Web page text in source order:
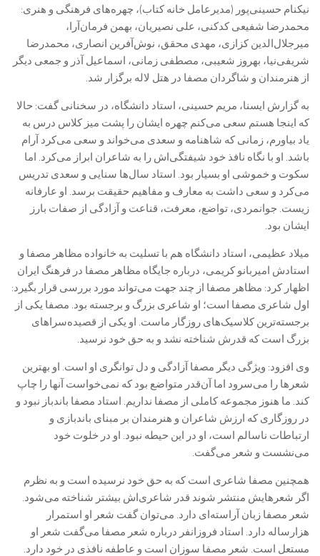
نیکنام حسینی‌پور (مدیرعامل خانه کتاب)، چهره‌های فرهنگی و هنری:
محمدرضا شفیعی کدکنی، علی نصیریان، بهمن فرمان‌آرا،
میرجلال‌الدین کزازی، مهدی محقق، نوش‌آفرین انصاری، محمدرضا
شریفی‌نیا، بهروز شعیبی، مصطفی زمانی، اسماعیل آذر و جمعی دیگر
از هنرمندان و شاگردان مصفا در هتل لاله برگزار شد.
به گزارش ایسنا، مریم حسینی، استاد دانشگاه، در سخنانی گفت: حالا
که اینجا هستم سعی می‌کنم چهره ایشان را پشت میز کلاس درس به
یاد بیاورم، زمانی که شاهنامه و سعدی می‌خواند و سعی می‌کرد آرام
باشد. او با نگاه نافذ خود شیفتگی‌اش را به شاعران ابراز می‌کرد. اما
سکوت و خموشی او بسیار بود. استاد سال‌ها سنایی و سعدی تدریس
می‌کرد و سعی داشت به معارف و مفاهیم حقیقت برسد. او عارفانه
زیست. جوانمردی، تواضع، معرفت، قناعت و آزادگی از صفات بارز
ایشان بود.
میلاد عظیمی، استاد دانشگاه هم با تسلیت به خانواده مظاهر مصفا و
استادش امیربانو کریمی، درباره جایگاه مظاهر مصفا در فرهنگ ایران
اظهار کرد: مظاهر مصفا از چند جهت می‌تواند مورد بررسی قرار بگیرد:
اول شاعری مصفا است؛ او شاعری بزرگ و برجسته بود. مصفا یکی از
برجسته‌ترین کلاسیک‌های روزگار ماست. او یکی از قصیده‌سراهای
بزرگ است که قدرش شناخته نشد و به حق خود نرسید.
وی افزود: ویژگی دیگر مصفا آزادگی و دل توانگری او است. او بهترین
شعرها را می‌سرود اما آن‌قدر متواضع بود که نمی‌خواست آنها را چاپ
کند. ما هنوز مجموعه کاملی از مصفا نداریم. استاد مصفا باندباز نبود و
در روزگاری که ارزش شاعران و هنرمندان بر مبنای باندبازی و
ارتباطات ناسالم است، او در این حیطه نبود. او در خلوت خود
می‌نشست و شعر می‌گفت.
همچنین مصفا شاعری است که به حق خود نرسیده است و به نظرم
اگر شعرهایش منتشر شوند قدر شاعری‌اش بیشتر شناخته می‌شود.
شعر مصفا زبان آراسته‌ای دارد. می‌توان گفت شعر او استمرار
هزارساله دارد. استاد فروزانفر درباره شعر مصفا می‌گفت شعر او
مستعل است. شعر مصفا سوزان است و عاطفه نافذی در خود دارد.